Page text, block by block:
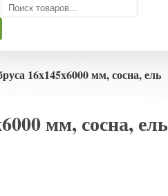
16x145x6000 мм, сосна, ель
мм, сосна, ель